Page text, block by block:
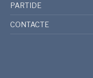
PARTIDE
CONTACTE